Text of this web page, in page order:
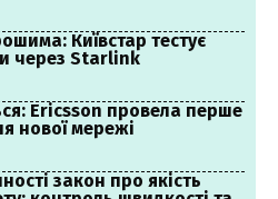
Київстар тестує
через Starlink
Ericsson провела перше
нової мережі
закон про якість